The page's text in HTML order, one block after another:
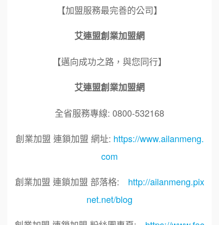
【加盟服務最完善的公司】
艾連盟創業加盟網
【邁向成功之路，與您同行】
艾連盟創業加盟網
全省服務專線: 0800-532168
創業加盟 連鎖加盟 網址: https://www.ailanmeng.
com
創業加盟 連鎖加盟 部落格: http://ailanmeng.pix
net.net/blog